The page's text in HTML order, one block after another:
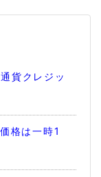
貨クレジッ
格は一時1